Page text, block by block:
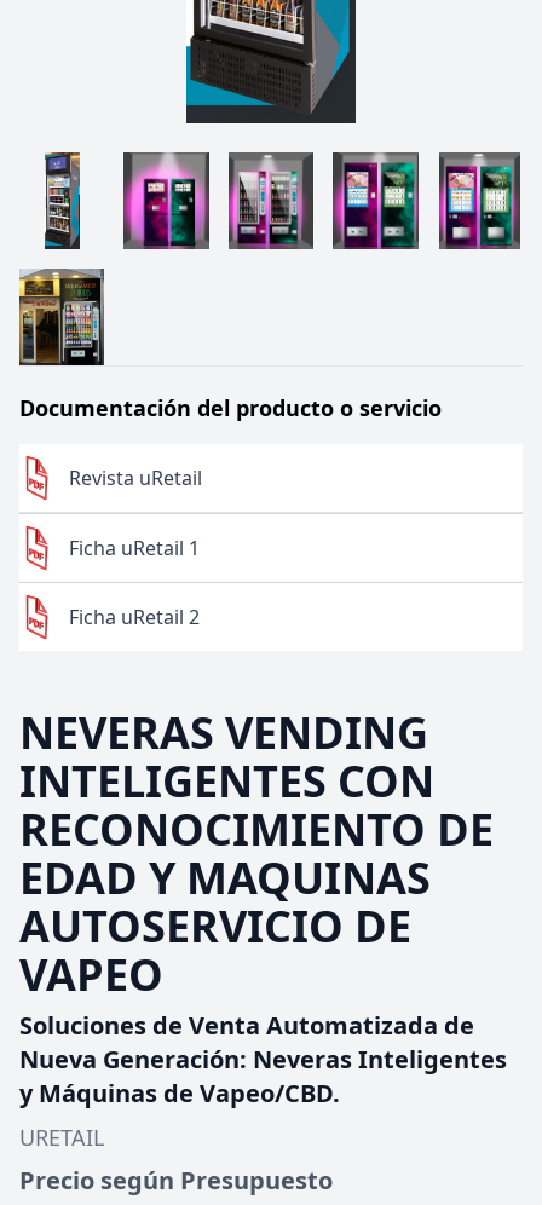
Documentación del producto o servicio
Revista uRetail
Ficha uRetail 1
Ficha uRetail 2
NEVERAS VENDING
INTELIGENTES CON
RECONOCIMIENTO DE
EDAD Y MAQUINAS
AUTOSERVICIO DE
VAPEO
Soluciones de Venta Automatizada de
Nueva Generación: Neveras Inteligentes
y Máquinas de Vapeo/CBD.
URETAIL
Precio según Presupuesto